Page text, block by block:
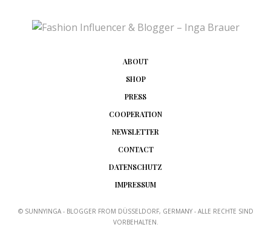
ABOUT
SHOP
PRESS
COOPERATION
NEWSLETTER
CONTACT
DATENSCHUTZ
IMPRESSUM
© SUNNYINGA - BLOGGER FROM DÜSSELDORF, GERMANY - ALLE RECHTE SIND
VORBEHALTEN.